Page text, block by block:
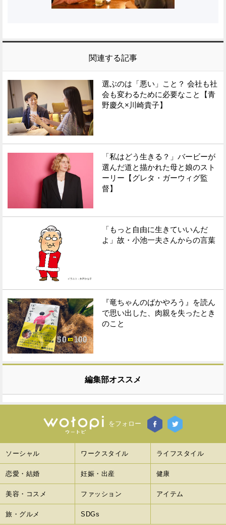
関連する記事
選ぶのは「悪い」こと？ 会社も社
会も変わるために必要なこと【青
野慶久×川崎貴子】
「私はどう生きる？」バービーが
選んだ道と描かれた母と娘のスト
ーリー【グレタ・ガーウィグ監
督】
「もっと自由に生きていいんだ
よ」故・小池一夫さんからの言葉
『竜ちゃんのばかやろう』を読ん
で思い出した、肉親を失ったとき
のこと
編集部オススメ
をフォロー
ソーシャル ワークスタイル ライフスタイル
恋愛・結婚 妊娠・出産 健康
美容・コスメ ファッション アイテム
旅・グルメ SDGs